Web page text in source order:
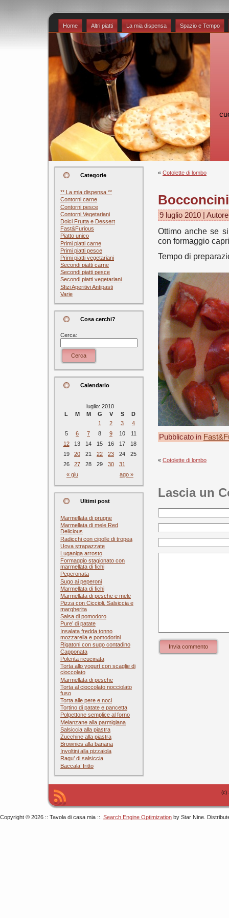
Home Altri piatti La mia dispensa Spazio e Tempo
Categorie
** La mia dispensa **
Contorni carne
Contorni pesce
Contorni Vegetariani
Dolci Frutta e Dessert
Fast&Furious
Piatto unico
Primi piatti carne
Primi piatti pesce
Primi piatti vegetariani
Secondi piatti carne
Secondi piatti pesce
Secondi piatti vegetariani
Sfizi Aperitivi Antipasti
Varie
Cosa cerchi?
Cerca:
Cerca
Calendario
luglio: 2010
L
M M G V S D
« giu ago »
1 2 3
4
5
6 7 8 9 10
11
12
13 14 15 16 17
18
19
20 21 22 23 24
25
26
27 28 29 30 31
Ultimi post
Marmellata di prugne
Marmellata di mele Red
Delicious
Radicchi con cipolle di tropea
Uova strapazzate
Luganiga arrosto
Formaggio stagionato con
marmellata di fichi
Peperonata
Sugo ai peperoni
Marmellata di fichi
Marmellata di pesche e mele
Pizza con Ciccioli, Salsiccia e
margherita
Salsa di pomodoro
Pure’ di patate
Insalata fredda tonno
mozzarella e pomodorini
Rigatoni con sugo contadino
Capponata
Polenta ricucinata
Torta allo yogurt con scaglie di
cioccolato
Marmellata di pesche
Torta al cioccolato nocciolato
fuso
Torta alle pere e noci
Tortino di patate e pancetta
Polpettone semplice al forno
Melanzane alla parmigiana
Salsiccia alla piastra
Zucchine alla piastra
Brownies alla banana
Involtini alla pizzaiola
Ragu’ di salsiccia
Baccala’ fritto
« Cotolette di lombo
9 luglio 2010 |
Ottimo anche se
con formaggio
Tempo di
Pubblicato in
« Cotolette di lombo
Lascia un
Invia commento
(c)
Copyright © 2026 :: Tavola di casa mia ::. Search Engine Optimization by Star Nine.